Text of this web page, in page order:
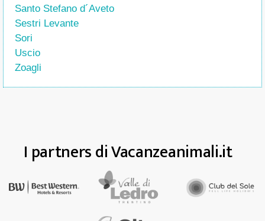
Santo Stefano d´Aveto
Sestri Levante
Sori
Uscio
Zoagli
I partners di Vacanzeanimali.it